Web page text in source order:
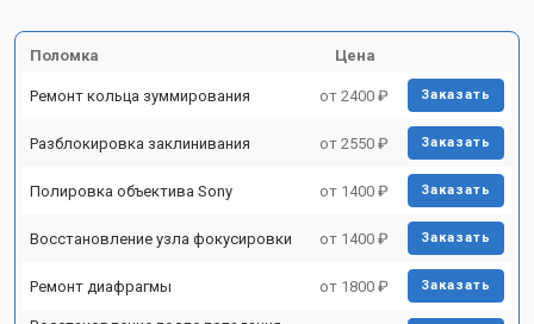
Поломка Цена
Ремонт кольца зуммирования от 2400 ₽ Заказать
Разблокировка заклинивания от 2550 ₽ Заказать
Полировка объектива Sony от 1400 ₽ Заказать
Восстановление узла фокусировки от 1400 ₽ Заказать
Ремонт диафрагмы от 1800 ₽ Заказать